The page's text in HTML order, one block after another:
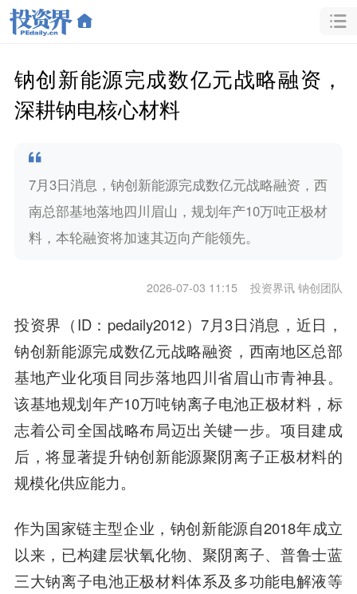
钠创新能源完成数亿元战略融资，
深耕钠电核心材料
7月3日消息，钠创新能源完成数亿元战略融资，西
南总部基地落地四川眉山，规划年产10万吨正极材
料，本轮融资将加速其迈向产能领先。
2026-07-03 11:15 投资界讯 钠创团队
投资界（ID：pedaily2012）7月3日消息，近日，
钠创新能源完成数亿元战略融资 ，西南地区总部
基地产业化项目同步落地四川省眉山市青神县。
该基地规划年产10万吨钠离子电池正极材料，标
志着公司全国战略布局迈出关键一步。项目建成
后，将显著提升钠创新能源聚阴离子正极材料的
规模化供应能力。
作为国家链主型企业，钠创新能源自2018年成立
以来，已构建层状氧化物、聚阴离子、普鲁士蓝
三大钠离子电池正极材料体系及多功能电解液等